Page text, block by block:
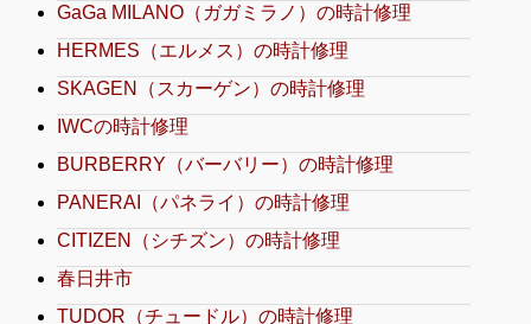
GaGa MILANO（ガガミラノ）の時計修理
HERMES（エルメス）の時計修理
SKAGEN（スカーゲン）の時計修理
IWCの時計修理
BURBERRY（バーバリー）の時計修理
PANERAI（パネライ）の時計修理
CITIZEN（シチズン）の時計修理
春日井市
TUDOR（チュードル）の時計修理